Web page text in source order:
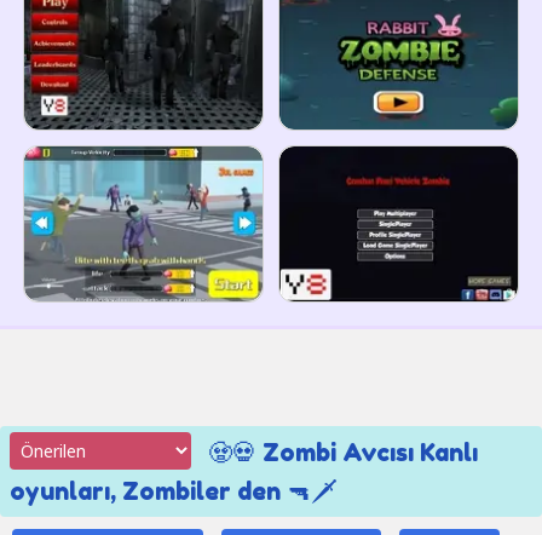
🧟💀 Zombi Avcısı Kanlı
oyunları, Zombiler den 🔫🗡